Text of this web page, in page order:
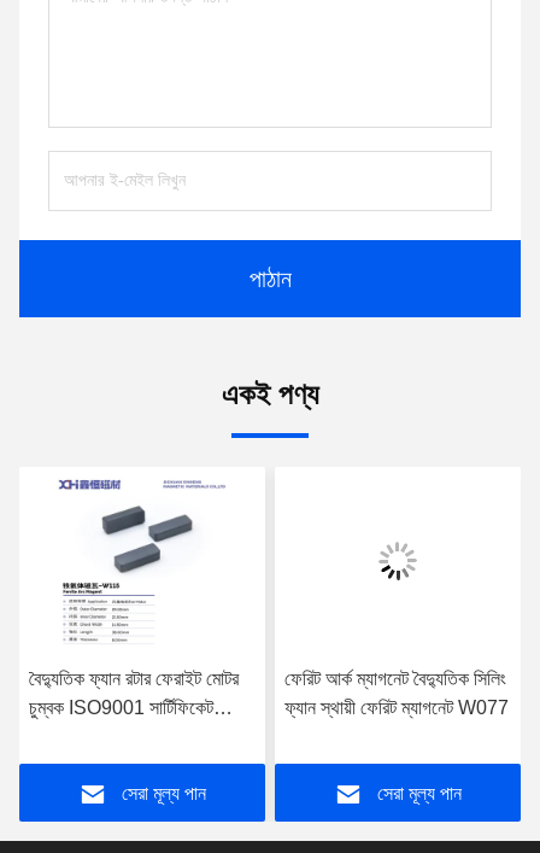
পাঠান
একই পণ্য
বৈদ্যুতিক ফ্যান রটার ফেরাইট মোটর
চুম্বক ISO9001 সার্টিফিকেট
সেরা মূল্য পান
ফেরিট আর্ক ম্যাগনেট বৈদ্যুতিক সিলিং
ফ্যান স্থায়ী ফেরিট ম্যাগনেট W077
সেরা মূল্য পান